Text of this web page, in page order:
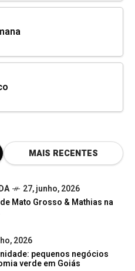
MAIS RECENTES
27, junho, 2026
Mato Grosso & Mathias na
2026
pequenos negócios
verde em Goiás